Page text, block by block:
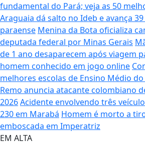
fundamental do Pará; veja as 50
Araguaia dá salto no Ideb e avança
paraense Menina da Bota oficializa
deputada federal por Minas Gerais
de 1 ano desaparecem após viagem
homem conhecido em jogo online
melhores escolas de Ensino Médio
Remo anuncia atacante colombiano
2026Acidente envolvendo três
230 em Marabá Homem é morto a
emboscada em Imperatriz
EM ALTA